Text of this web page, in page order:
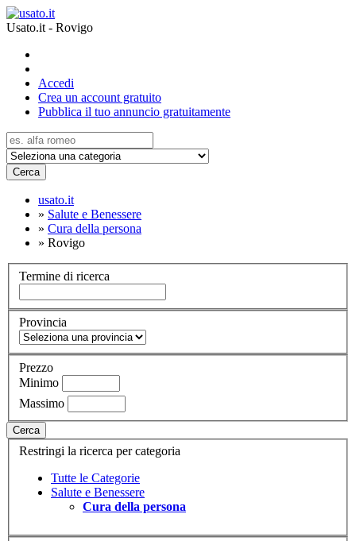
Usato.it - Rovigo
Accedi
Crea un account gratuito
Pubblica il tuo annuncio gratuitamente
Cerca
usato.it
» Salute e Benessere
» Cura della persona
» Rovigo
Termine di ricerca
Provincia
Prezzo
Minimo
Massimo
Cerca
Restringi la ricerca per categoria
Tutte le Categorie
Salute e Benessere
Cura della persona